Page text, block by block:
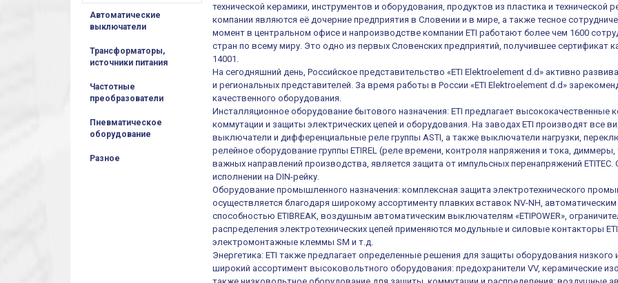
Автоматические
выключатели
Трансформаторы,
источники питания
Частотные
преобразователи
Пневматическое
оборудование
Разное
технической керамики, инструментов и оборудования, продуктов из пластика и
компании являются её дочерние предприятия в Словении и в мире, а также тесное
момент в центральном офисе и напроизводстве компании ETI работают более чем 1600
стран по всему миру. Это одно из первых Словенских предприятий, получившее сертификат
14001.
На сегодняшний день, Российское представительство «ETI Elektroelement d.d» активно
и региональных представителей. За время работы в России «ETI Elektroelement d.d»
качественного оборудования.
Инсталляционное оборудование бытового назначения: ETI предлагает высококачественные
коммутации и защиты электрических цепей и оборудования. На заводах ETI производят все
выключатели и дифференциальные реле группы ASTI, а также выключатели нагрузки,
релейное оборудование группы ETIREL (реле времени, контроля напряжения и тока,
важных направлений производства, является защита от импульсных перенапряжений
исполнении на DIN-рейку.
Оборудование промышленного назначения: комплексная защита электротехнического
осуществляется благодаря широкому ассортименту плавких вставок NV-NH,
способностью ETIBREAK, воздушным автоматическим выключателям «ETIPOWER»,
распределения электротехнических цепей применяются модульные и силовые контакторы
электромонтажные клеммы SM и т.д.
Энергетика: ETI также предлагает определенные решения для защиты оборудования
широкий ассортимент высоковольтного оборудования: предохранители VV, керамические